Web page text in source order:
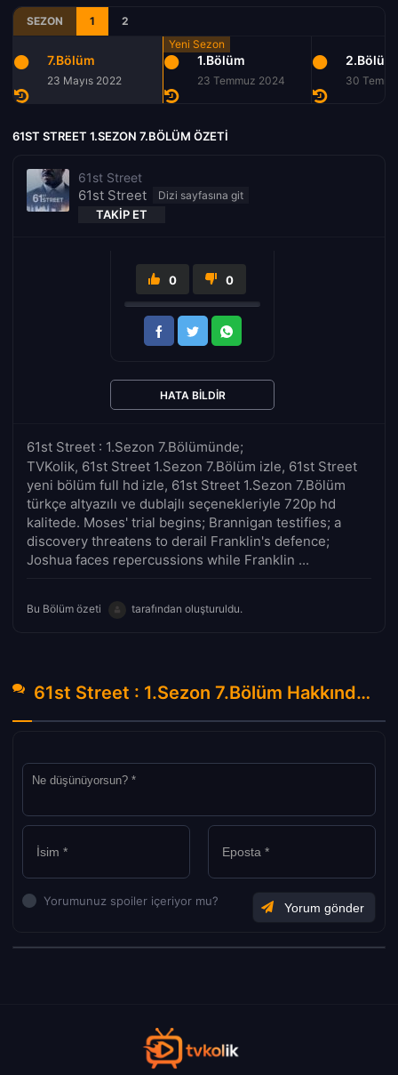
SEZON 1 2
7.Bölüm
23 Mayıs 2022
1.Bölüm
23 Temmuz 2024
2.Bölüm
30
61ST STREET 1.SEZON 7.BÖLÜM ÖZETI
61st Street
61st Street
TAKIP ET
61st Street : 1.Sezon 7.Bölümünde;
TVKolik, 61st Street 1.Sezon 7.Bölüm izle, 61st Street
yeni bölüm full hd izle, 61st Street 1.Sezon 7.Bölüm
türkçe altyazılı ve dublajlı seçenekleriyle 720p hd
kalitede. Moses' trial begins; Brannigan testifies; a
discovery threatens to derail Franklin's defence;
Joshua faces repercussions while Franklin ...
Bu Bölüm özeti tarafından oluşturuldu.
0 0
HATA BILDIR
61st Street : 1.Sezon 7.Bölüm Hakkında Yorumlar
Yorumunuz spoiler içeriyor mu?